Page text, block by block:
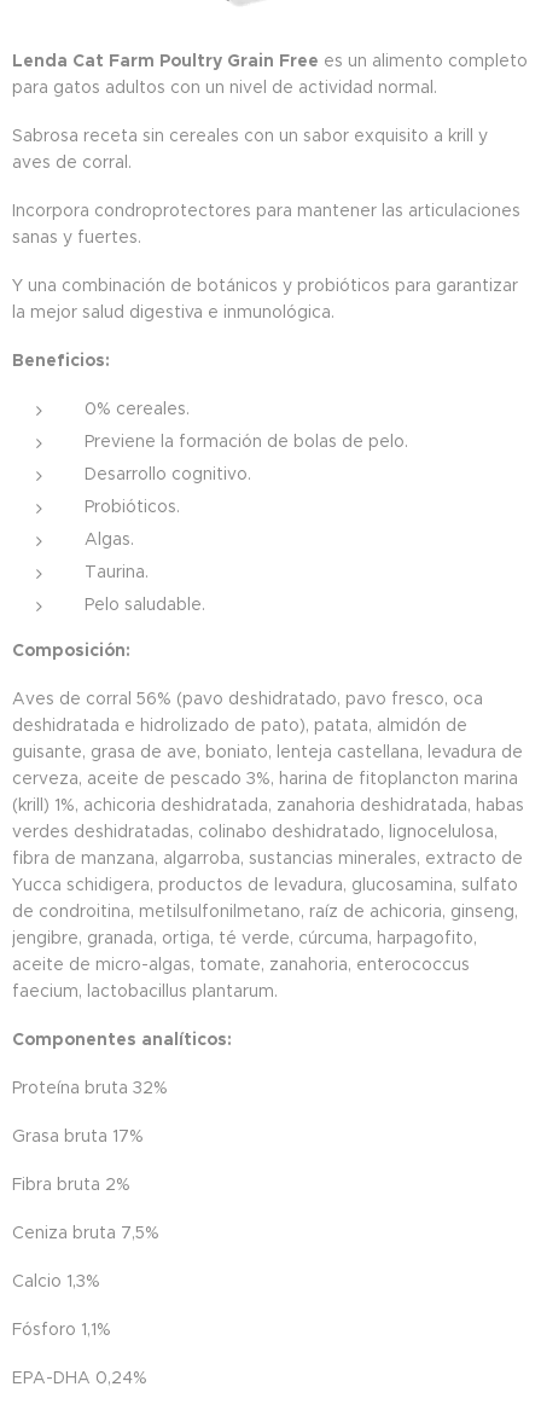
Lenda Cat Farm Poultry Grain Free es un alimento completo
para gatos adultos con un nivel de actividad normal.
Sabrosa receta sin cereales con un sabor exquisito a krill y
aves de corral.
Incorpora condroprotectores para mantener las articulaciones
sanas y fuertes.
Y una combinación de botánicos y probióticos para garantizar
la mejor salud digestiva e inmunológica.
Beneficios:
0% cereales.
Previene la formación de bolas de pelo.
Desarrollo cognitivo.
Probióticos.
Algas.
Taurina.
Pelo saludable.
Composición:
Aves de corral 56% (pavo deshidratado, pavo fresco, oca
deshidratada e hidrolizado de pato), patata, almidón de
guisante, grasa de ave, boniato, lenteja castellana, levadura de
cerveza, aceite de pescado 3%, harina de fitoplancton marina
(krill) 1%, achicoria deshidratada, zanahoria deshidratada, habas
verdes deshidratadas, colinabo deshidratado, lignocelulosa,
fibra de manzana, algarroba, sustancias minerales, extracto de
Yucca schidigera, productos de levadura, glucosamina, sulfato
de condroitina, metilsulfonilmetano, raíz de achicoria, ginseng,
jengibre, granada, ortiga, té verde, cúrcuma, harpagofito,
aceite de micro-algas, tomate, zanahoria, enterococcus
faecium, lactobacillus plantarum.
Componentes analíticos:
Proteína bruta 32%
Grasa bruta 17%
Fibra bruta 2%
Ceniza bruta 7,5%
Calcio 1,3%
Fósforo 1,1%
EPA-DHA 0,24%